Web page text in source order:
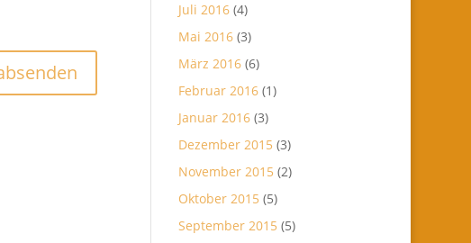
Juli 2016 (4)
Mai 2016 (3)
März 2016 (6)
Februar 2016 (1)
Januar 2016 (3)
Dezember 2015 (3)
November 2015 (2)
Oktober 2015 (5)
September 2015 (5)